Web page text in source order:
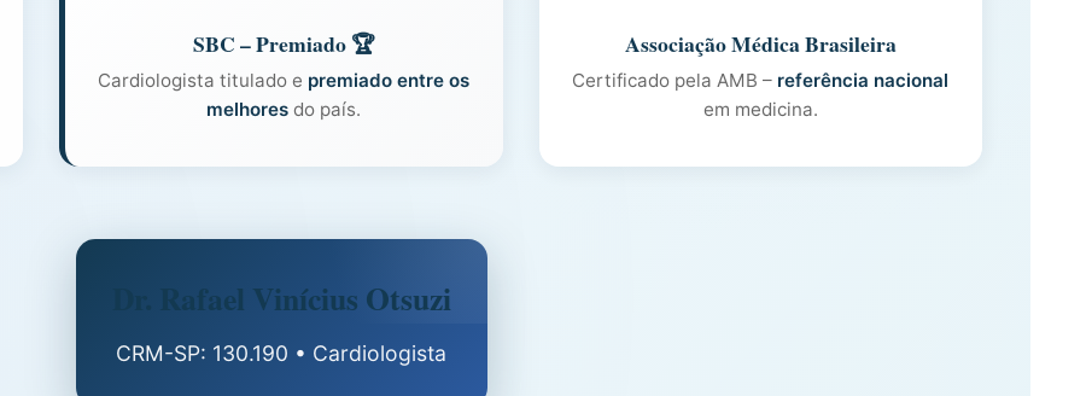
SBC – Premiado 🏆
Cardiologista titulado e premiado entre os
melhores do país.
Associação Médica Brasileira
Certificado pela AMB – referência nacional
em medicina.
Dr. Rafael Vinícius Otsuzi
CRM-SP: 130.190 • Cardiologista